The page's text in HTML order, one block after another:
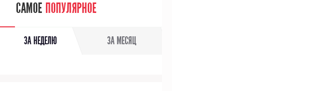
САМОЕ ПОПУЛЯРНОЕ
ЗА НЕДЕЛЮ ЗА МЕСЯЦ